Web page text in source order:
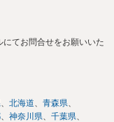
てお問合せをお願いいた
北海道
青森県
神奈川県
千葉県